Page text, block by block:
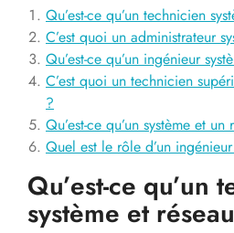
Qu’est-ce qu’un technicien
C’est quoi un administrateur
Qu’est-ce qu’un ingénieur
C’est quoi un technicien
?
Qu’est-ce qu’un système et
Quel est le rôle d’un
Qu’est-ce qu’un
système et